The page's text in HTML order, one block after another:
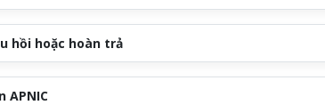
hồi hoặc hoàn trả
APNIC